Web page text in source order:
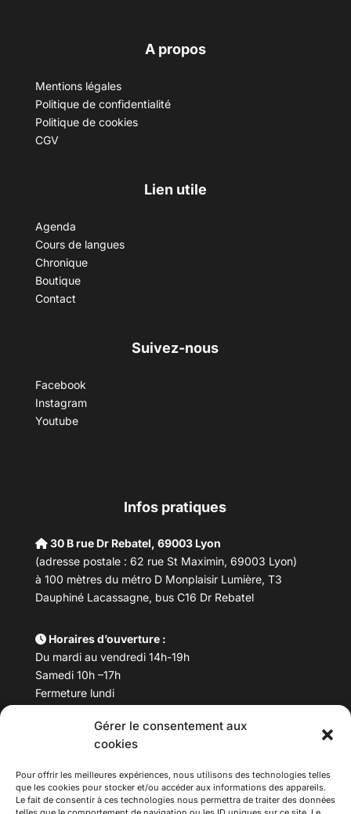
Gérer le consentement aux
cookies
Pour offrir les meilleures expériences, nous utilisons des technologies telles
que les cookies pour stocker et/ou accéder aux informations des appareils.
Le fait de consentir à ces technologies nous permettra de traiter des données
A propos
Mentions légales
Politique de confidentialité
Politique de cookies
CGV
Lien utile
Agenda
Cours de langues
Chronique
Boutique
Contact
Suivez-nous
Facebook
Instagram
Youtube
Infos pratiques
30 B rue Dr Rebatel, 69003 Lyon
(adresse postale : 62 rue St Maximin, 69003 Lyon)
à 100 mètres du métro D Monplaisir Lumière, T3
Dauphiné Lacassagne, bus C16 Dr Rebatel
Horaires d’ouverture :
Du mardi au vendredi 14h-19h
Samedi 10h –17h
Fermeture lundi
Téléphone : 04 78 53 06 40
maisondesculturesasiatiques@asiexpo.com